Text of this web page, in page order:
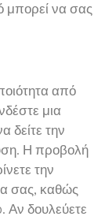
μπορεί να σας
από
μια
δείτε την
Η προβολή
την
σας, καθώς
Αν δουλεύετε